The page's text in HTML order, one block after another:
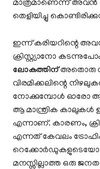
മാത്രമാണെന്ന് അവൻ
തെളിയിച്ചു
ഇന്ന് കരിയറിന്റെ
ക്രിസ്റ്റ്യാനോ
ലോകത്തിന്അതൊരു
വിരമിക്കലിന്റെ
നോക്കുമ്പോൾ ഓരോ
ആ മാന്ത്രിക കാലുകൾ
എന്നാണ്. കാരണം,
എന്നത് കേവലം
റെക്കോർഡുകളുടെയോ
മനസ്സില്ലാത്ത ഒരു